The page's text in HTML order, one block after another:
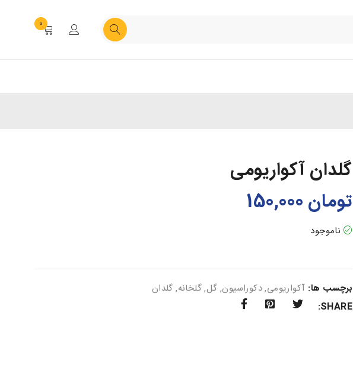
0
گلدان آکواریومی
تومان
ناموجود
برچسب ها: آکواریومی,دکوراسیون, گل,گلخانه, گلدان
SHARE: